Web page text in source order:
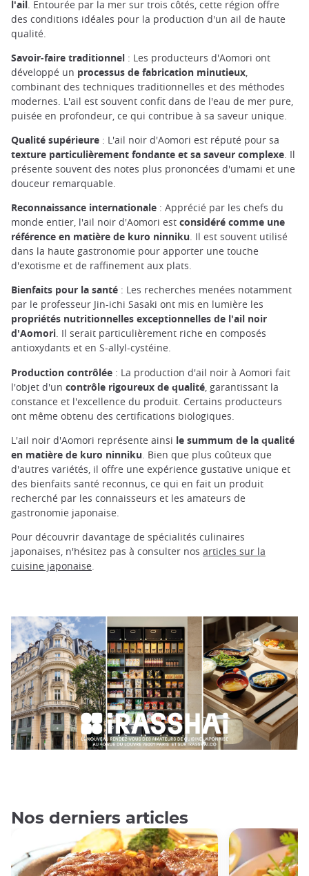
l'ail . Entourée par la mer sur trois côtés, cette région offre
des conditions idéales pour la production d'un ail de haute
qualité.
Savoir-faire traditionnel : Les producteurs d'Aomori ont
développé un processus de fabrication minutieux,
combinant des techniques traditionnelles et des méthodes
modernes. L'ail est souvent confit dans de l'eau de mer pure,
puisée en profondeur, ce qui contribue à sa saveur unique.
Qualité supérieure : L'ail noir d'Aomori est réputé pour sa
texture particulièrement fondante et sa saveur complexe. Il
présente souvent des notes plus prononcées d'umami et une
douceur remarquable.
Reconnaissance internationale : Apprécié par les chefs du
monde entier, l'ail noir d'Aomori est considéré comme une
référence en matière de kuro ninniku. Il est souvent utilisé
dans la haute gastronomie pour apporter une touche
d'exotisme et de raffinement aux plats.
Bienfaits pour la santé : Les recherches menées notamment
par le professeur Jin-ichi Sasaki ont mis en lumière les
propriétés nutritionnelles exceptionnelles de l'ail noir
d'Aomori. Il serait particulièrement riche en composés
antioxydants et en S-allyl-cystéine.
Production contrôlée : La production d'ail noir à Aomori fait
l'objet d'un contrôle rigoureux de qualité , garantissant la
constance et l'excellence du produit. Certains producteurs
ont même obtenu des certifications biologiques.
L'ail noir d'Aomori représente ainsi le summum de la qualité
en matière de kuro ninniku . Bien que plus coûteux que
d'autres variétés, il offre une expérience gustative unique et
des bienfaits santé reconnus, ce qui en fait un produit
recherché par les connaisseurs et les amateurs de
gastronomie japonaise.
Pour découvrir davantage de spécialités culinaires
japonaises, n'hésitez pas à consulter nos articles sur la
cuisine japonaise.
Nos derniers articles